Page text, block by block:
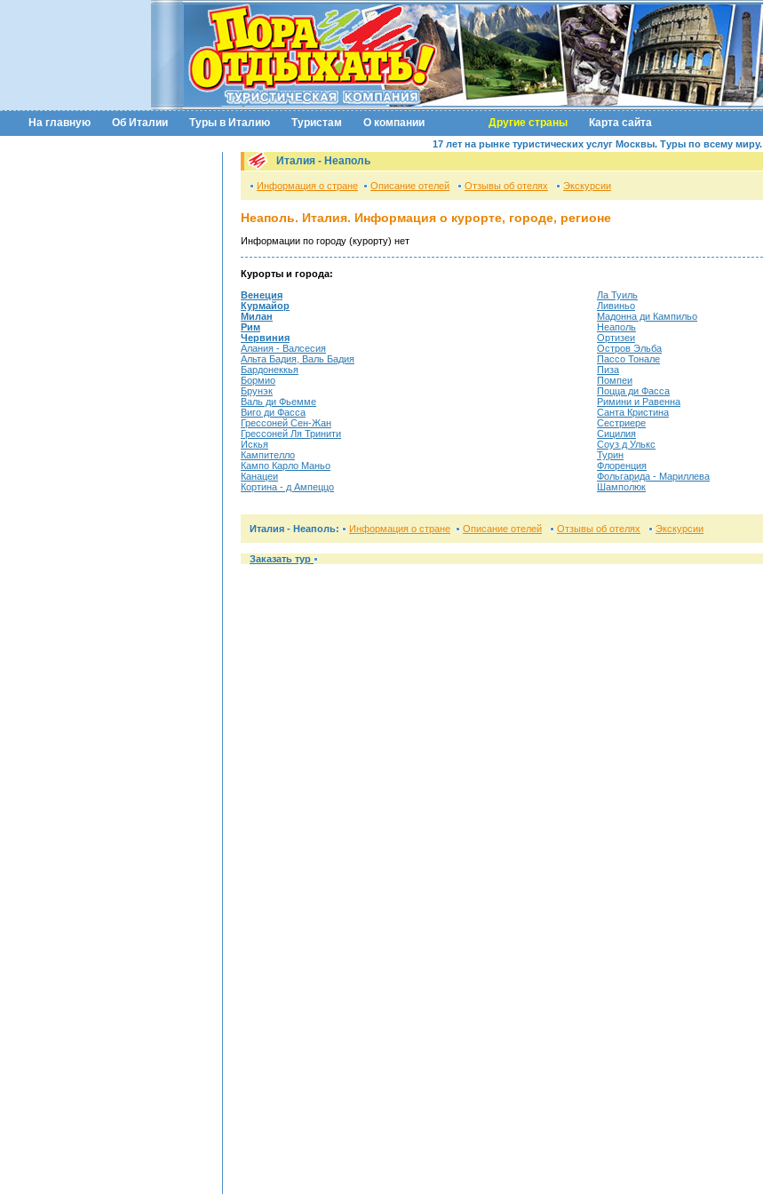
На главную Об Италии Туры в Италию Туристам О компании Другие страны Карта сайта
17 лет на рынке туристических услуг Москвы. Туры по всему миру.
Италия - Неаполь
Информация о стране Описание отелей Отзывы об отелях Экскурсии
Неаполь. Италия. Информация о курорте, городе, регионе
Информации по городу (курорту) нет
Курорты и города:
Венеция
Курмайор
Милан
Рим
Червиния
Алания - Валсесия
Альта Бадия, Валь Бадия
Бардонеккья
Бормио
Брунэк
Валь ди Фьемме
Виго ди Фасса
Гресcоней Сен-Жан
Грессоней Ля Тринити
Искья
Кампителло
Кампо Карло Маньо
Канацеи
Кортина - д Ампеццо
Ла Туиль
Ливиньо
Мадонна ди Кампильо
Неаполь
Ортизеи
Остров Эльба
Пассо Тонале
Пиза
Помпеи
Поцца ди Фасса
Римини и Равенна
Санта Кристина
Сестриере
Сицилия
Соуз д Улькс
Турин
Флоренция
Фольгарида - Мариллева
Шамполюк
Италия - Неаполь: Информация о стране Описание отелей Отзывы об отелях Экскурсии
Заказать тур